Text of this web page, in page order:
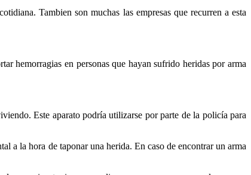
Tambien son muchas las empresas que recurren a esta
hemorragias en personas que hayan sufrido heridas por arma
Este aparato podría utilizarse por parte de la policía para
a la hora de taponar una herida. En caso de encontrar un arma